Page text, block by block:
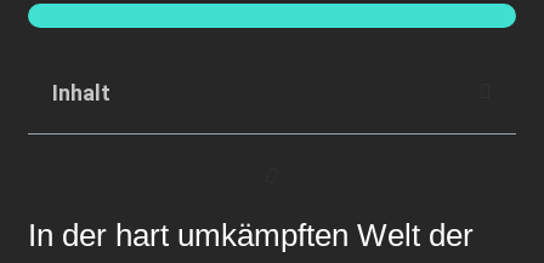
Inhalt
In der hart umkämpften Welt der